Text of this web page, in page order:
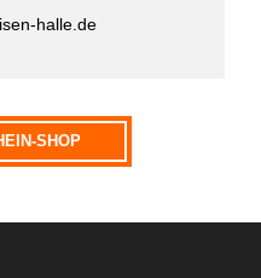
halle.de
SHOP